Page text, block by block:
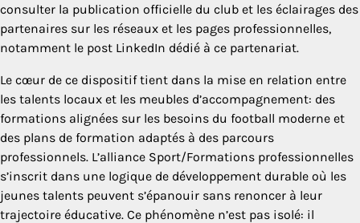
consulter la publication officielle du club et les éclairages des
partenaires sur les réseaux et les pages professionnelles,
notamment le post LinkedIn dédié à ce partenariat.
Le cœur de ce dispositif tient dans la mise en relation entre
les talents locaux et les meubles d’accompagnement: des
formations alignées sur les besoins du football moderne et
des plans de formation adaptés à des parcours
professionnels. L’alliance Sport/Formations professionnelles
s’inscrit dans une logique de développement durable où les
jeunes talents peuvent s’épanouir sans renoncer à leur
trajectoire éducative. Ce phénomène n’est pas isolé: il